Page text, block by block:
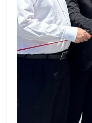
حي الشجاعية